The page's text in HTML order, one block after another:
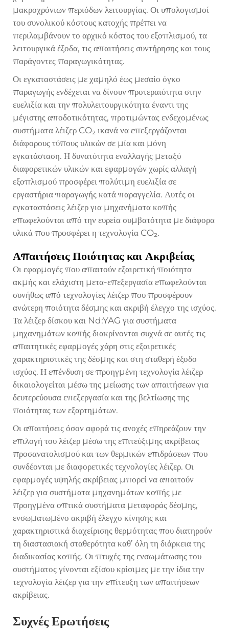
μακροχρόνιων περιόδων λειτουργίας. Οι υπολογισμοί
του συνολικού κόστους κατοχής πρέπει να
περιλαμβάνουν το αρχικό κόστος του εξοπλισμού, τα
λειτουργικά έξοδα, τις απαιτήσεις συντήρησης και τους
παράγοντες παραγωγικότητας.
Οι εγκαταστάσεις με χαμηλό έως μεσαίο όγκο
παραγωγής ενδέχεται να δίνουν προτεραιότητα στην
ευελιξία και την πολυλειτουργικότητα έναντι της
μέγιστης αποδοτικότητας, προτιμώντας ενδεχομένως
συστήματα λέιζερ CO₂ ικανά να επεξεργάζονται
διάφορους τύπους υλικών σε μία και μόνη
εγκατάσταση. Η δυνατότητα εναλλαγής μεταξύ
διαφορετικών υλικών και εφαρμογών χωρίς αλλαγή
εξοπλισμού προσφέρει πολύτιμη ευελιξία σε
εργαστήρια παραγωγής κατά παραγγελία. Αυτές οι
εγκαταστάσεις λέιζερ για μηχανήματα κοπής
επωφελούνται από την ευρεία συμβατότητα με διάφορα
υλικά που προσφέρει η τεχνολογία CO₂.
Απαιτήσεις Ποιότητας και Ακριβείας
Οι εφαρμογές που απαιτούν εξαιρετική ποιότητα
ακμής και ελάχιστη μετα-επεξεργασία επωφελούνται
συνήθως από τεχνολογίες λέιζερ που προσφέρουν
ανώτερη ποιότητα δέσμης και ακριβή έλεγχο της ισχύος.
Τα λέιζερ δίσκου και Nd:YAG για συστήματα
μηχανημάτων κοπής διακρίνονται συχνά σε αυτές τις
απαιτητικές εφαρμογές χάρη στις εξαιρετικές
χαρακτηριστικές της δέσμης και στη σταθερή έξοδο
ισχύος. Η επένδυση σε προηγμένη τεχνολογία λέιζερ
δικαιολογείται μέσω της μείωσης των απαιτήσεων για
δευτερεύουσα επεξεργασία και της βελτίωσης της
ποιότητας των εξαρτημάτων.
Οι απαιτήσεις όσον αφορά τις ανοχές επηρεάζουν την
επιλογή του λέιζερ μέσω της επιτεύξιμης ακρίβειας
προσανατολισμού και των θερμικών επιδράσεων που
συνδέονται με διαφορετικές τεχνολογίες λέιζερ. Οι
εφαρμογές υψηλής ακρίβειας μπορεί να απαιτούν
λέιζερ για συστήματα μηχανημάτων κοπής με
προηγμένα οπτικά συστήματα μεταφοράς δέσμης,
ενσωματωμένο ακριβή έλεγχο κίνησης και
χαρακτηριστικά διαχείρισης θερμότητας που διατηρούν
τη διαστασιακή σταθερότητα καθ’ όλη τη διάρκεια της
διαδικασίας κοπής. Οι πτυχές της ενσωμάτωσης του
συστήματος γίνονται εξίσου κρίσιμες με την ίδια την
τεχνολογία λέιζερ για την επίτευξη των απαιτήσεων
ακρίβειας.
Συχνές Ερωτήσεις